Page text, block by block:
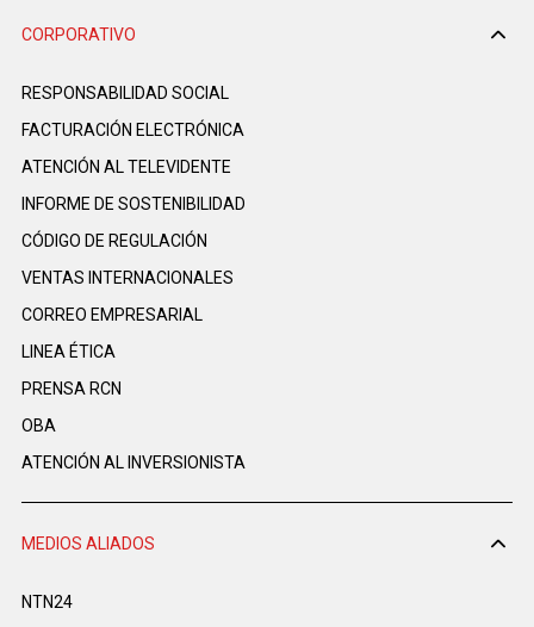
CORPORATIVO
RESPONSABILIDAD SOCIAL
FACTURACIÓN ELECTRÓNICA
ATENCIÓN AL TELEVIDENTE
INFORME DE SOSTENIBILIDAD
CÓDIGO DE REGULACIÓN
VENTAS INTERNACIONALES
CORREO EMPRESARIAL
LINEA ÉTICA
PRENSA RCN
OBA
ATENCIÓN AL INVERSIONISTA
MEDIOS ALIADOS
NTN24